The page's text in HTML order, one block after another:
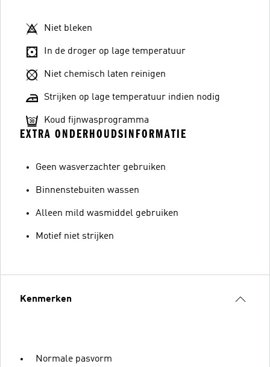
Niet bleken
In de droger op lage temperatuur
Niet chemisch laten reinigen
Strijken op lage temperatuur indien nodig
Koud fijnwasprogramma
EXTRA ONDERHOUDSINFORMATIE
Geen wasverzachter gebruiken
Binnenstebuiten wassen
Alleen mild wasmiddel gebruiken
Motief niet strijken
Kenmerken
Normale pasvorm